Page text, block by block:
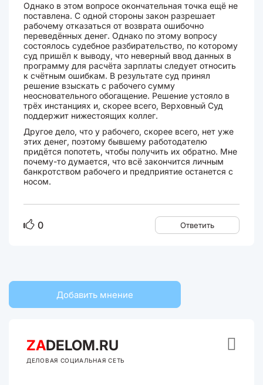
Однако в этом вопросе окончательная точка ещё не
поставлена. С одной стороны закон разрешает
рабочему отказаться от возврата ошибочно
переведённых денег. Однако по этому вопросу
состоялось судебное разбирательство, по которому
суд пришёл к выводу, что неверный ввод данных в
программу для расчёта зарплаты следует относить
к счётным ошибкам. В результате суд принял
решение взыскать с рабочего сумму
неосновательного обогащение. Решение устояло в
трёх инстанциях и, скорее всего, Верховный Суд
поддержит нижестоящих коллег.
Другое дело, что у рабочего, скорее всего, нет уже
этих денег, поэтому бывшему работодателю
придётся попотеть, чтобы получить их обратно. Мне
почему-то думается, что всё закончится личным
банкротством рабочего и предприятие останется с
носом.
0 Ответить
Добавить мнение
ZADELOM.RU
ДЕЛОВАЯ СОЦИАЛЬНАЯ СЕТЬ
